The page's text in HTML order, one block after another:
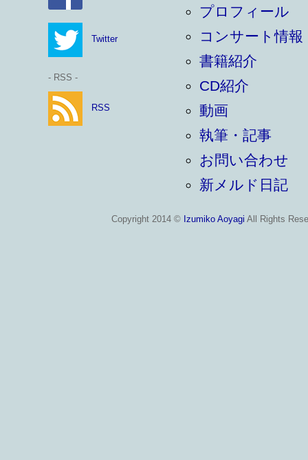
Twitter
- RSS -
RSS
プロフィール
コンサート情報
書籍紹介
CD紹介
動画
執筆・記事
お問い合わせ
新メルド日記
Copyright 2014 © Izumiko Aoyagi All Rights